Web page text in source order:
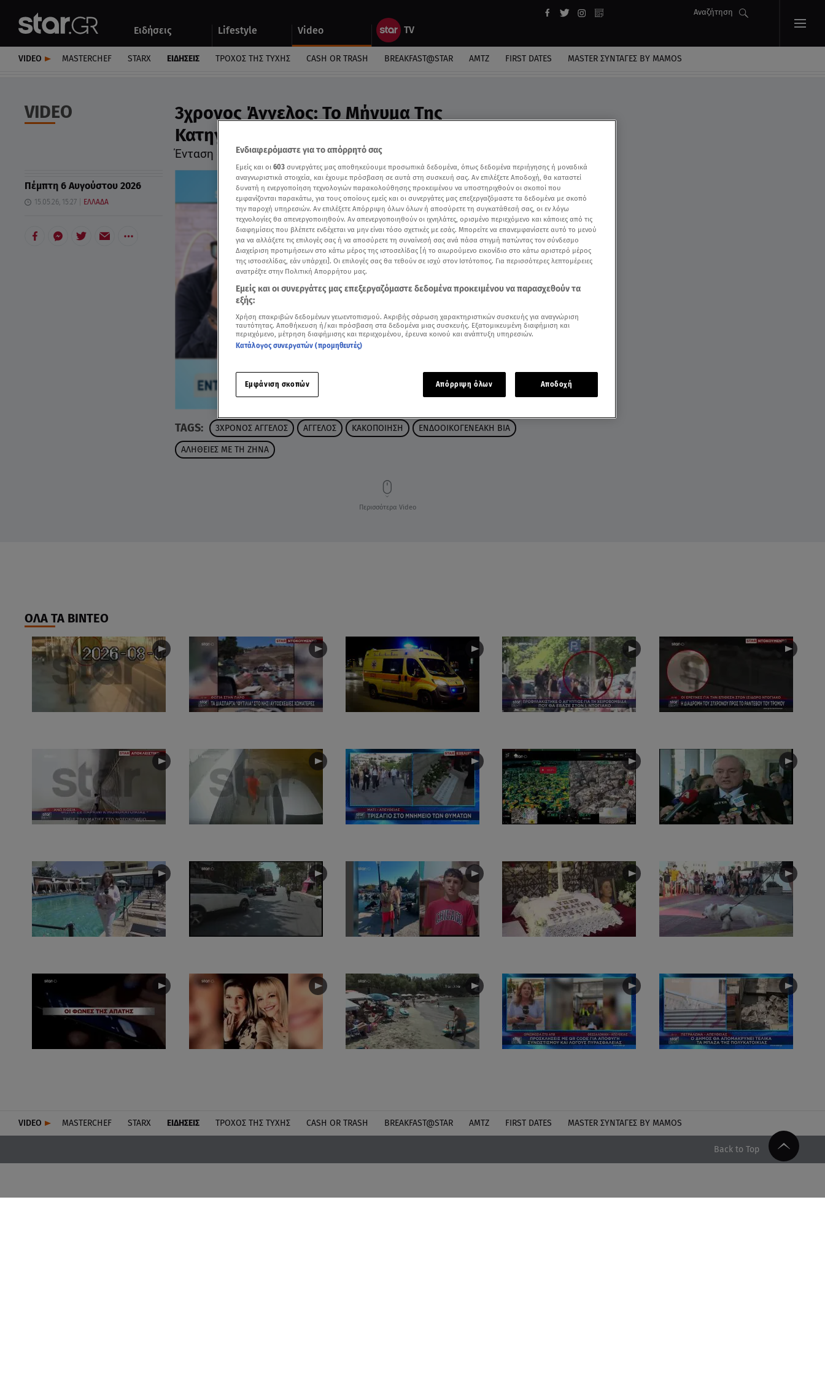
Ειδήσεις Lifestyle Video
Αναζήτηση
Αυτοκίνητο
VIDEO MASTERCHEF STARX ΕΙΔΉΣΕΙΣ ΤΡΟΧΌΣ ΤΗΣ ΤΎΧΗΣ CASH OR TRASH BREAKFAST@STAR ΑΜΤΖ FIRST DATES MASTER ΣΥΝΤΑΓΈΣ BY MAMOS
VIDEO
3χρονος Άγγελος: To Μήνυμα Της
Κατηγορουμένης Στη Μητέρα Της - Video
Ένταση στη δίκη
Πέμπτη 6 Αυγούστου 2026
15.05.26, 15:27 ΕΛΛΑΔΑ
TAGS: 3ΧΡΟΝΟΣ ΑΓΓΕΛΟΣ ΑΓΓΕΛΟΣ ΚΑΚΟΠΟΙΗΣΗ ΕΝΔΟΟΙΚΟΓΕΝΕΑΚΗ ΒΙΑ
ΑΛΗΘΕΙΕΣ ΜΕ ΤΗ ΖΗΝΑ
Περισσότερα Video
ΟΛΑ ΤΑ ΒΙΝΤΕΟ
VIDEO MASTERCHEF STARX ΕΙΔΉΣΕΙΣ ΤΡΟΧΌΣ ΤΗΣ ΤΎΧΗΣ CASH OR TRASH BREAKFAST@STAR ΑΜΤΖ FIRST DATES MASTER ΣΥΝΤΑΓΈΣ BY MAMOS
Back to Top
Ενδιαφερόμαστε για το απόρρητό σας
Εμείς και οι 603 συνεργάτες μας αποθηκεύουμε προσωπικά δεδομένα, όπως δεδομένα περιήγησης ή μοναδικά
αναγνωριστικά στοιχεία, και έχουμε πρόσβαση σε αυτά στη συσκευή σας. Αν επιλέξετε Αποδοχή, θα καταστεί
δυνατή η ενεργοποίηση τεχνολογιών παρακολούθησης προκειμένου να υποστηριχθούν οι σκοποί που
εμφανίζονται παρακάτω, για τους οποίους εμείς και οι συνεργάτες μας επεξεργαζόμαστε τα δεδομένα με σκοπό
την παροχή υπηρεσιών. Αν επιλέξετε Απόρριψη όλων όλων ή αποσύρετε τη συγκατάθεσή σας, οι εν λόγω
τεχνολογίες θα απενεργοποιηθούν. Αν απενεργοποιηθούν οι ιχνηλάτες, ορισμένο περιεχόμενο και κάποιες από τις
διαφημίσεις που βλέπετε ενδέχεται να μην είναι τόσο σχετικές με εσάς. Μπορείτε να επανεμφανίσετε αυτό το μενού
για να αλλάξετε τις επιλογές σας ή να αποσύρετε τη συναίνεσή σας ανά πάσα στιγμή πατώντας τον σύνδεσμο
Διαχείριση προτιμήσεων στο κάτω μέρος της ιστοσελίδας [ή το αιωρούμενο εικονίδιο στο κάτω αριστερό μέρος
της ιστοσελίδας, εάν υπάρχει]. Οι επιλογές σας θα τεθούν σε ισχύ στον Ιστότοπος. Για περισσότερες λεπτομέρειες
ανατρέξτε στην Πολιτική Απορρήτου μας.
Εμείς και οι συνεργάτες μας επεξεργαζόμαστε δεδομένα προκειμένου να παρασχεθούν τα
εξής:
Χρήση επακριβών δεδομένων γεωεντοπισμού. Ακριβής σάρωση χαρακτηριστικών συσκευής για αναγνώριση
ταυτότητας. Αποθήκευση ή/και πρόσβαση στα δεδομένα μιας συσκευής. Εξατομικευμένη διαφήμιση και
περιεχόμενο, μέτρηση διαφήμισης και περιεχομένου, έρευνα κοινού και ανάπτυξη υπηρεσιών.
Κατάλογος συνεργατών (προμηθευτές)
Εμφάνιση σκοπών Απόρριψη όλων Αποδοχή